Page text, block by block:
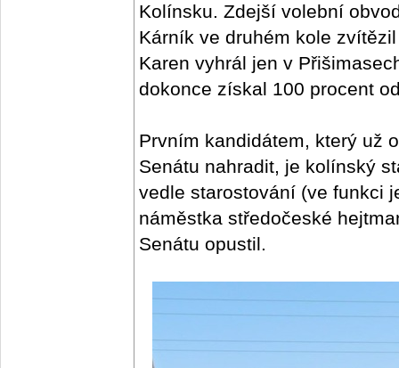
Kolínsku. Zdejší volební
Kárník ve druhém kole
Karen vyhrál jen v
dokonce získal 100 procent
Prvním kandidátem, který už
Senátu nahradit, je kolínský
vedle starostování (ve funkci
náměstka středočeské
Senátu opustil.